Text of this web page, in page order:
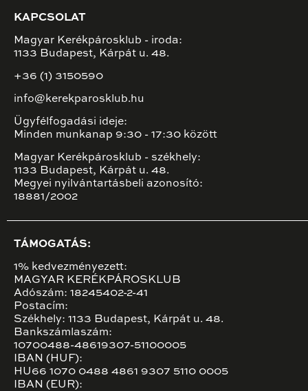
KAPCSOLAT
Magyar Kerékpárosklub - iroda:
1133 Budapest, Kárpát u. 48.
+36 (1) 3150590
info@kerekparosklub.hu
Ügyfélfogadási ideje:
Minden munkanap 9:30 - 17:30 között
Magyar Kerékpárosklub - székhely:
1133 Budapest, Kárpát u. 48.
Megyei nyilvántartásbeli azonosító:
18881/2002
TÁMOGATÁS:
1% kedvezményezett:
MAGYAR KERÉKPÁROSKLUB
Adószám: 18245402-2-41
Postacím:
Székhely: 1133 Budapest, Kárpát u. 48.
Bankszámlaszám:
10700488-48619307-51100005
IBAN (HUF):
HU66 1070 0488 4861 9307 5110 0005
IBAN (EUR):